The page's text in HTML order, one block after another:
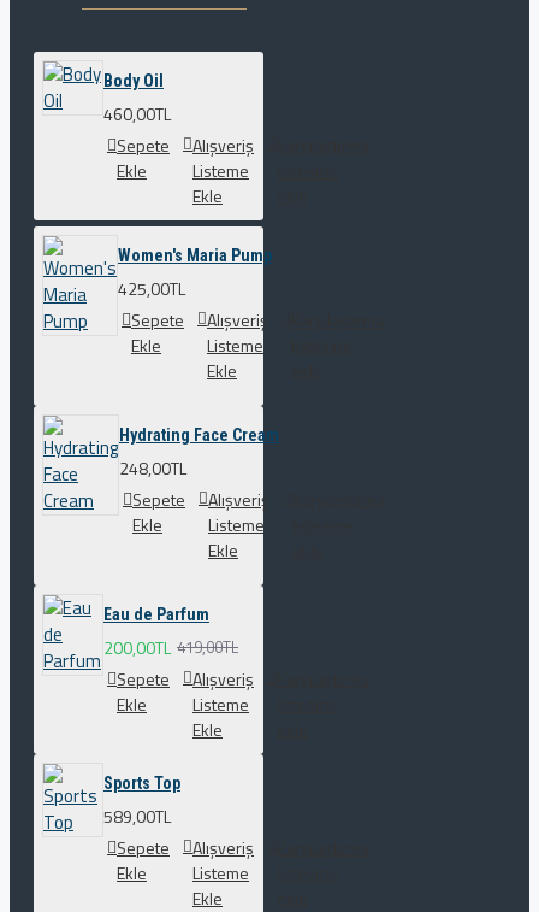
Body Oil
460,00TL
Sepete
Ekle
Alışveriş
Listeme
Ekle
Women's Maria Pump
425,00TL
Sepete
Ekle
Alışveriş
Listeme
Ekle
Hydrating Face Cream
248,00TL
Sepete
Ekle
Alışveriş
Listeme
Ekle
Eau de Parfum
200,00TL 419,00TL
Sepete
Ekle
Alışveriş
Listeme
Ekle
Sports Top
589,00TL
Sepete
Ekle
Alışveriş
Listeme
Ekle